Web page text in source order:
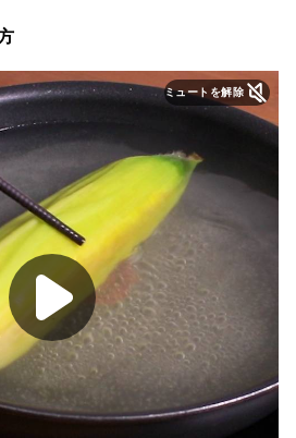
ミュートを解除